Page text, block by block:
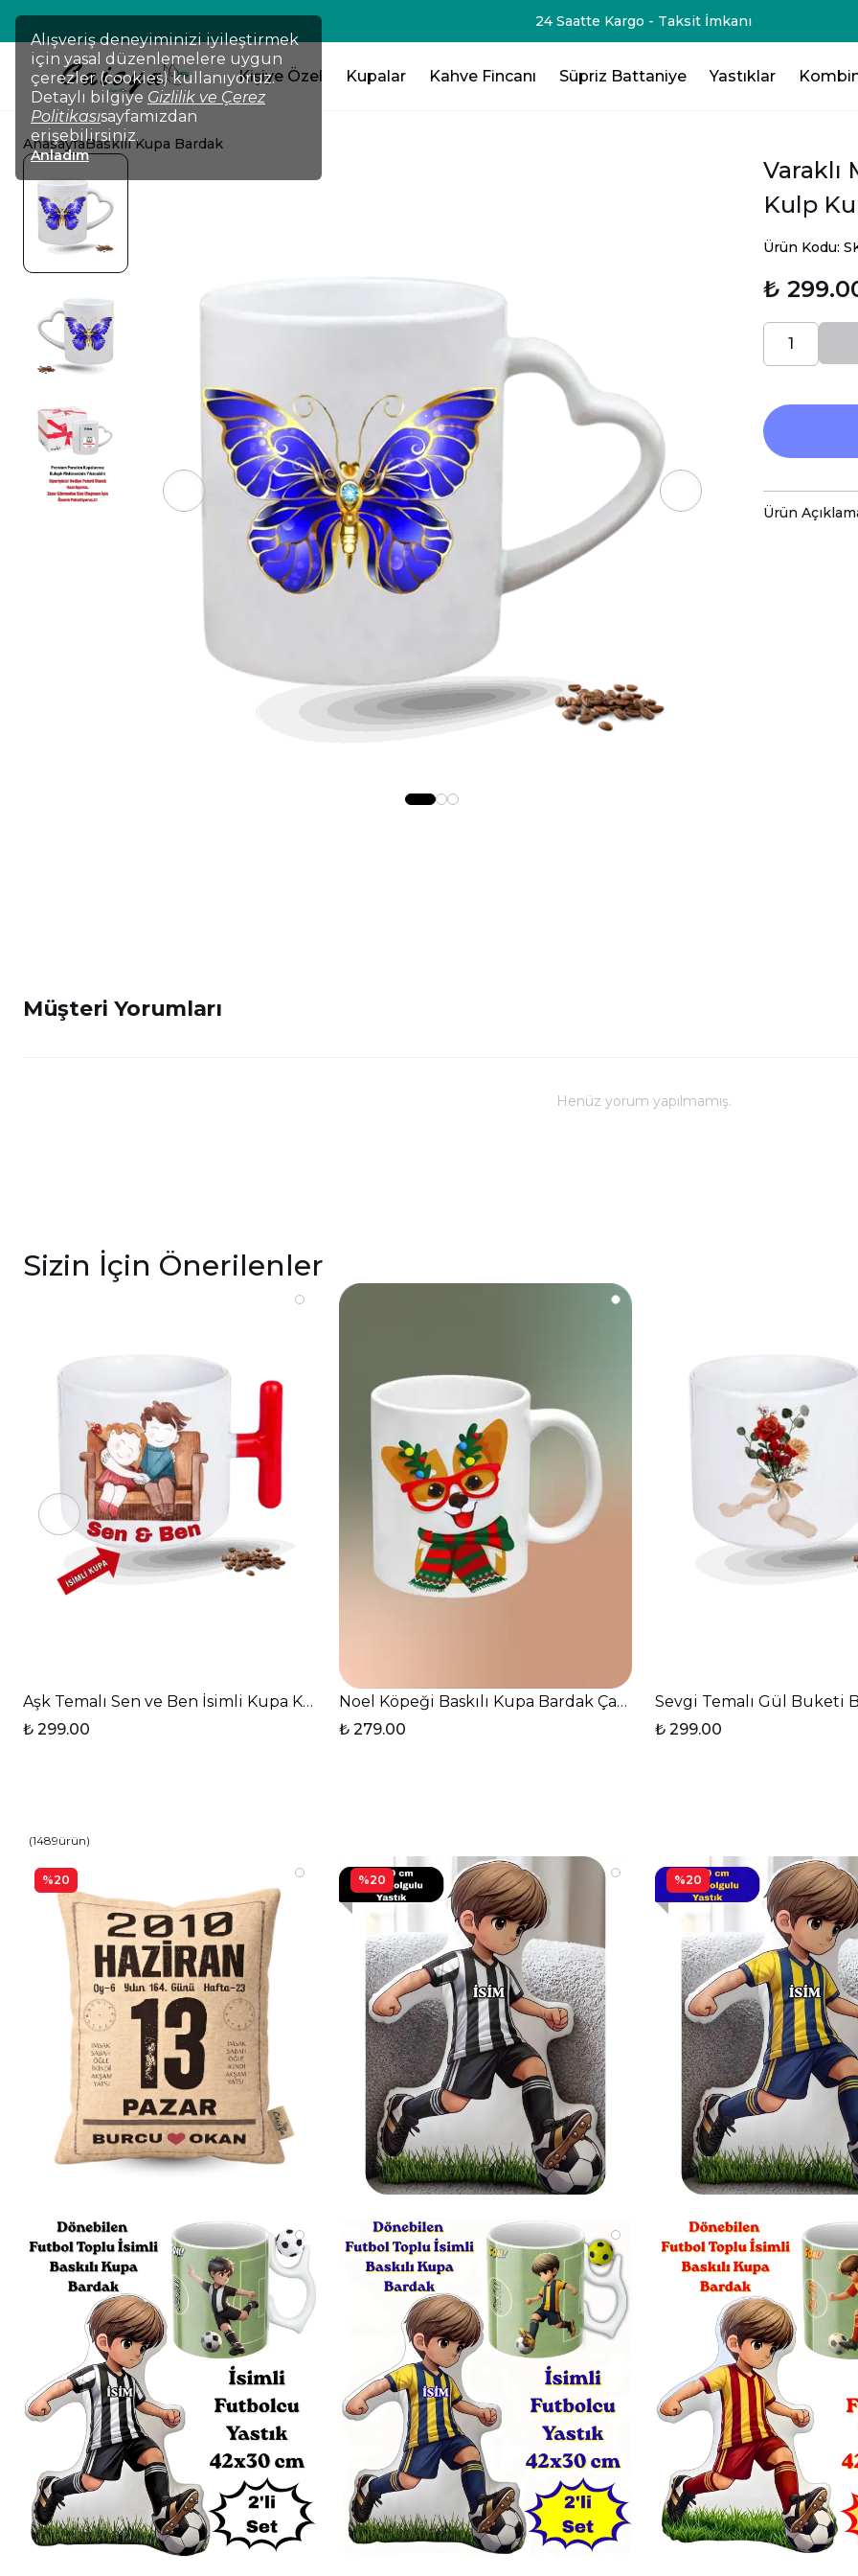
Alışveriş deneyiminizi iyileştirmek
için yasal düzenlemelere uygun
çerezler (cookies) kullanıyoruz.
Detaylı bilgiye Gizlilik ve Çerez
Politikasısayfamızdan
erişebilirsiniz.
Anladım
💸TÜM ÜRÜNLERDE !!! 2 Ürün Al -75₺💸 - 3 Ürün Al - 125₺ 💸- 4 Ürün Al -200₺ 💸- 5 Ürün Al -
Kişiye Özel Kupalar Kahve Fincanı Süpriz Battaniye Yastıklar
AnasayfaBaskılı Kupa Bardak
Varaklı
Kulp
Ürün Kodu:
₺
Ürün
Müşteri Yorumları
Henüz yorum yapılmamış.
Sizin İçin Önerilenler
Aşk Temalı Sen ve Ben İsimli Kupa Kalpli Baskılı T Saplı Porselen Kupa Bardak-6
₺ 299.00
Noel Köpeği Baskılı Kupa Bardak Çay Kahve Fincanı
₺ 279.00
Sevgi Temalı Gül Buketi
₺ 299.00
(1489ürün)
%20 %20 %20